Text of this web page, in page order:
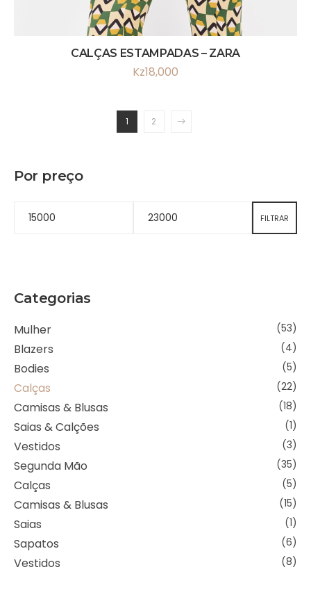
Por preço
FILTRAR
Categorias
Mulher (53)
Blazers (4)
Bodies (5)
Calças (22)
Camisas & Blusas (18)
Saias & Calções (1)
Vestidos (3)
Segunda Mão (35)
Calças (5)
Camisas & Blusas (15)
Saias (1)
Sapatos (6)
Vestidos (8)
CALÇAS ESTAMPADAS – ZARA
Kz18,000
1 2